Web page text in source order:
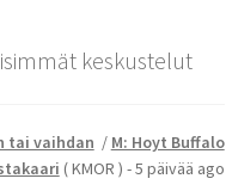
keskustelut
tai vaihdan / M: Hoyt Buffalo
( KMOR ) - 5 päivää ago